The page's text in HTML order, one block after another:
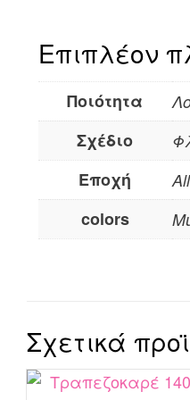
Επιπλέον
Ποιότητα
Σχέδιο
Εποχή
colors
Σχετικά